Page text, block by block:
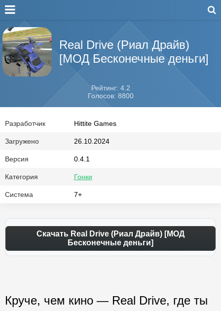
Real Drive (Риал Драйв)
[МОД Бесконечные деньги]
Рейтинг: 4.2
Голосов: 8800
Разработчик Hittite Games
Загружено 26.10.2024
Версия 0.4.1
Категория Гонки
Система 7+
Скачать Real Drive (Риал Драйв) [МОД
Бесконечные деньги]
Круче, чем кино — Real Drive, где ты